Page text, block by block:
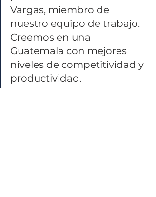
Vargas, miembro de
nuestro equipo de trabajo.
Creemos en una
Guatemala con mejores
niveles de competitividad y
productividad.